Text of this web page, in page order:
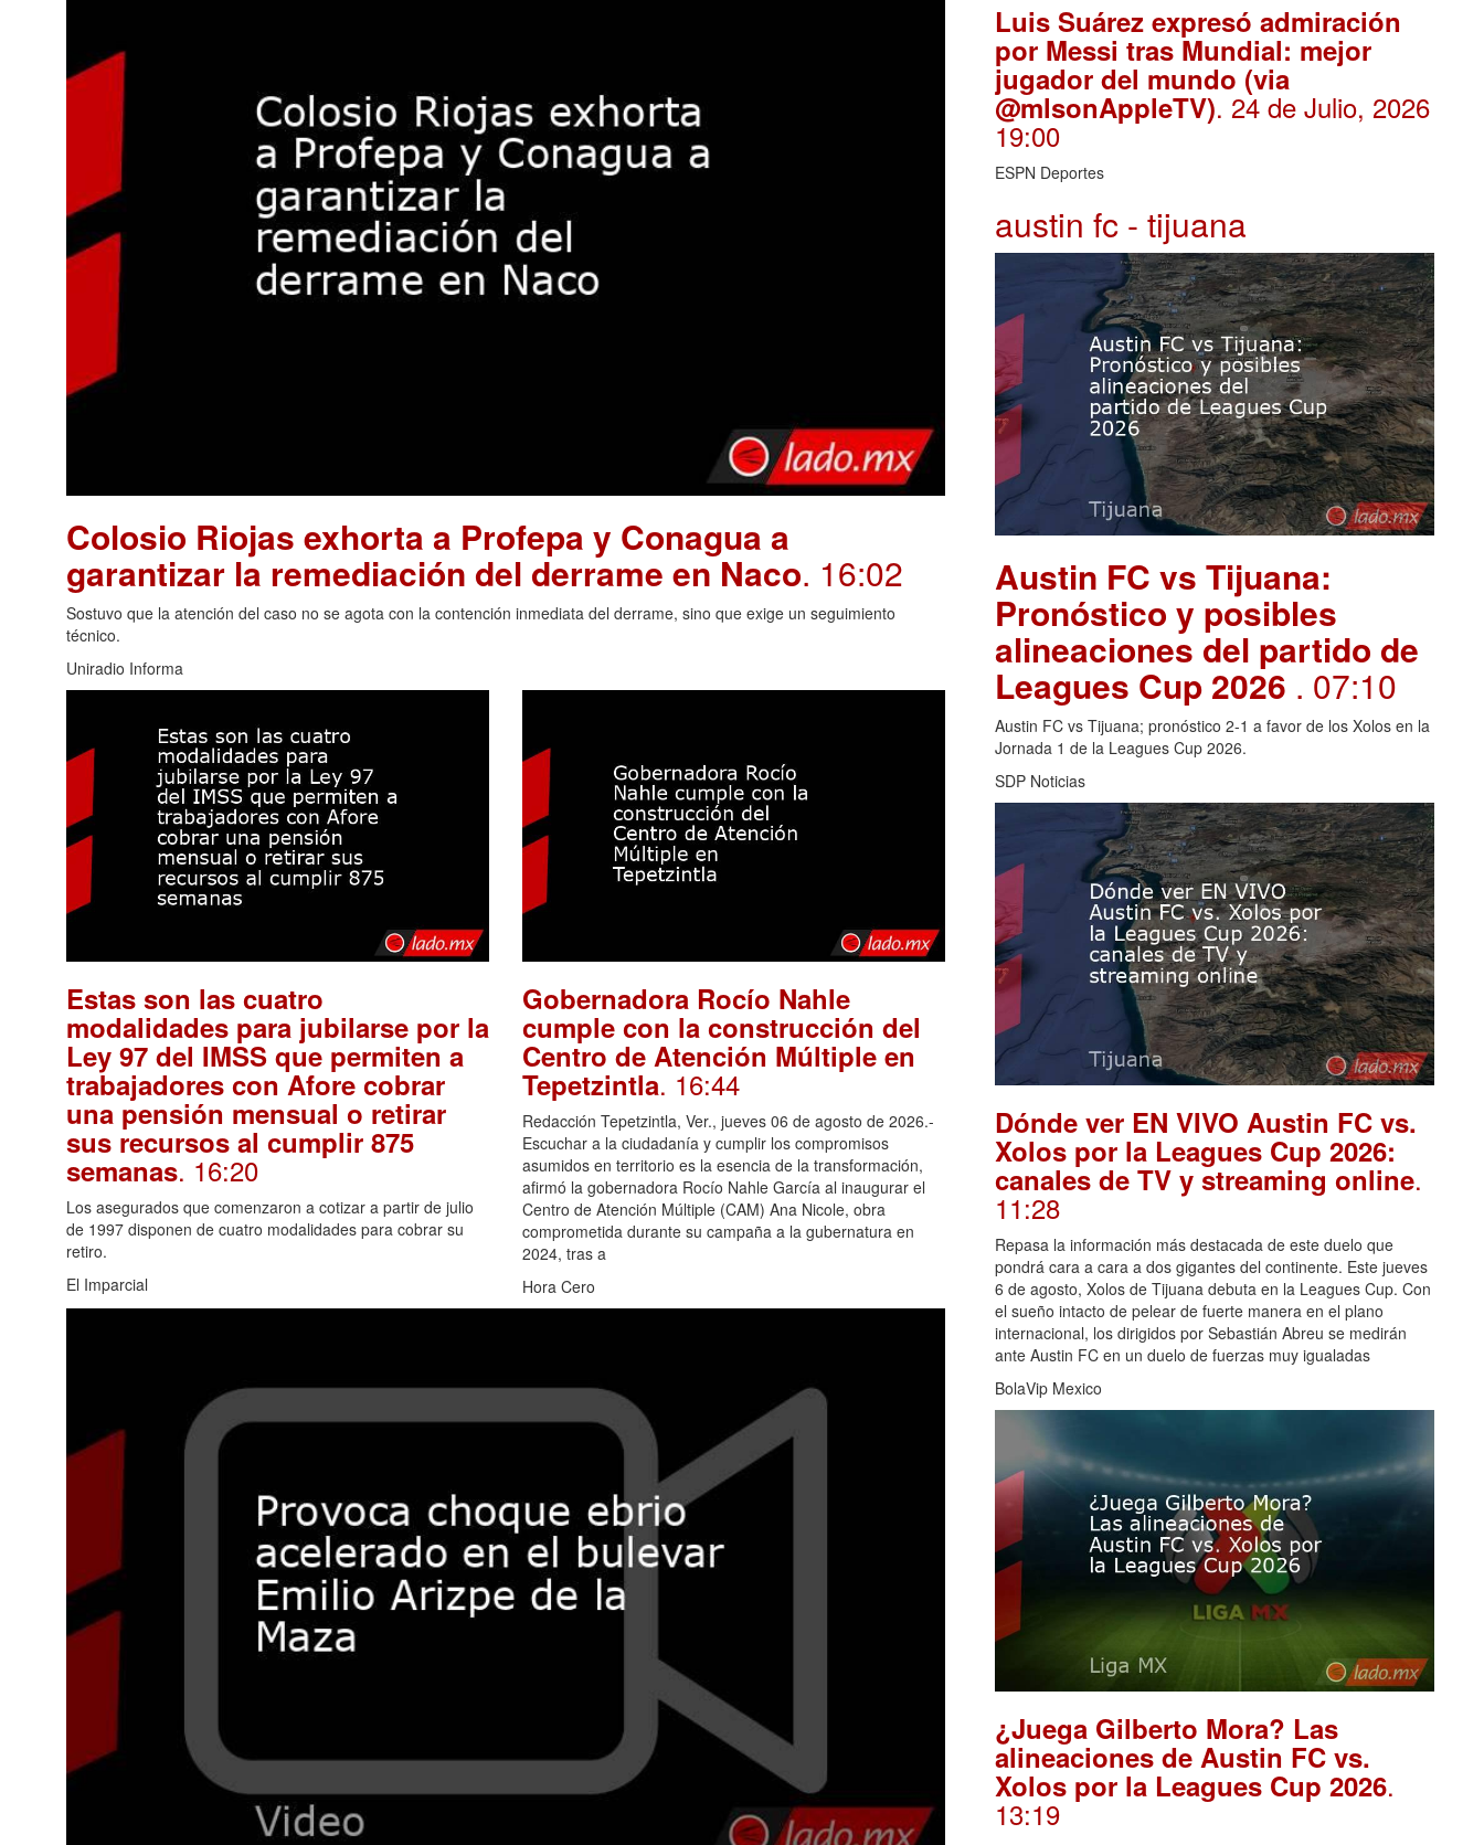
Colosio Riojas exhorta a Profepa y Conagua a
garantizar la remediación del derrame en Naco. 16:02
Sostuvo que la atención del caso no se agota con la contención inmediata del derrame, sino que exige un seguimiento
técnico.
Uniradio Informa
Estas son las cuatro
modalidades para jubilarse por la
Ley 97 del IMSS que permiten a
trabajadores con Afore cobrar
una pensión mensual o retirar
sus recursos al cumplir 875
semanas. 16:20
Los asegurados que comenzaron a cotizar a partir de julio
de 1997 disponen de cuatro modalidades para cobrar su
retiro.
El Imparcial
Gobernadora Rocío Nahle
cumple con la construcción del
Centro de Atención Múltiple en
Tepetzintla. 16:44
Redacción Tepetzintla, Ver., jueves 06 de agosto de 2026.-
Escuchar a la ciudadanía y cumplir los compromisos
asumidos en territorio es la esencia de la transformación,
afirmó la gobernadora Rocío Nahle García al inaugurar el
Centro de Atención Múltiple (CAM) Ana Nicole, obra
comprometida durante su campaña a la gubernatura en
2024, tras a
Hora Cero
Luis Suárez expresó admiración
por Messi tras Mundial: mejor
jugador del mundo (via
@mlsonAppleTV). 24 de Julio, 2026
19:00
ESPN Deportes
austin fc - tijuana
Austin FC vs Tijuana:
Pronóstico y posibles
alineaciones del partido de
Leagues Cup 2026 . 07:10
Austin FC vs Tijuana; pronóstico 2-1 a favor de los Xolos en la
Jornada 1 de la Leagues Cup 2026.
SDP Noticias
Dónde ver EN VIVO Austin FC vs.
Xolos por la Leagues Cup 2026:
canales de TV y streaming online.
11:28
Repasa la información más destacada de este duelo que
pondrá cara a cara a dos gigantes del continente. Este jueves
6 de agosto, Xolos de Tijuana debuta en la Leagues Cup. Con
el sueño intacto de pelear de fuerte manera en el plano
internacional, los dirigidos por Sebastián Abreu se medirán
ante Austin FC en un duelo de fuerzas muy igualadas
BolaVip Mexico
¿Juega Gilberto Mora? Las
alineaciones de Austin FC vs.
Xolos por la Leagues Cup 2026.
13:19